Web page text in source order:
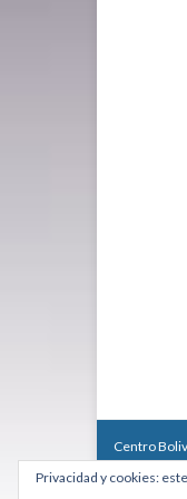
Centro
Calle
Teléfono:
Privacidad y cookies: